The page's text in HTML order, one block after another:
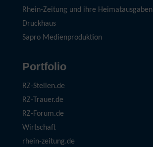
Rhein-Zeitung und ihre Heimatausgaben
Druckhaus
Sapro Medienproduktion
Portfolio
RZ-Stellen.de
RZ-Trauer.de
RZ-Forum.de
Wirtschaft
rhein-zeitung.de